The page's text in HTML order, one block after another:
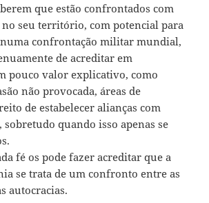
que estão confrontados com
seu território, com potencial para
confrontação militar mundial,
de acreditar em
pouco valor explicativo, como
não provocada, áreas de
de estabelecer alianças com
sobretudo quando isso apenas se
fé os pode fazer acreditar que a
se trata de um confronto entre as
autocracias.